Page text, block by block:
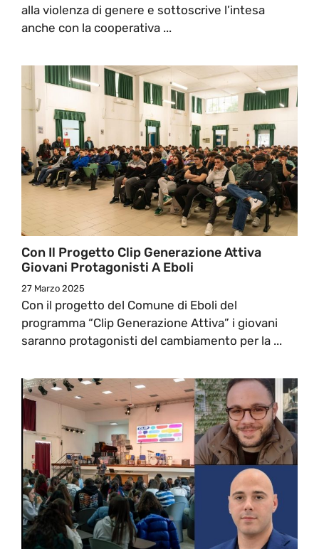
alla violenza di genere e sottoscrive l’intesa
anche con la cooperativa ...
Con Il Progetto Clip Generazione Attiva
Giovani Protagonisti A Eboli
27 Marzo 2025
Con il progetto del Comune di Eboli del
programma “Clip Generazione Attiva” i giovani
saranno protagonisti del cambiamento per la ...